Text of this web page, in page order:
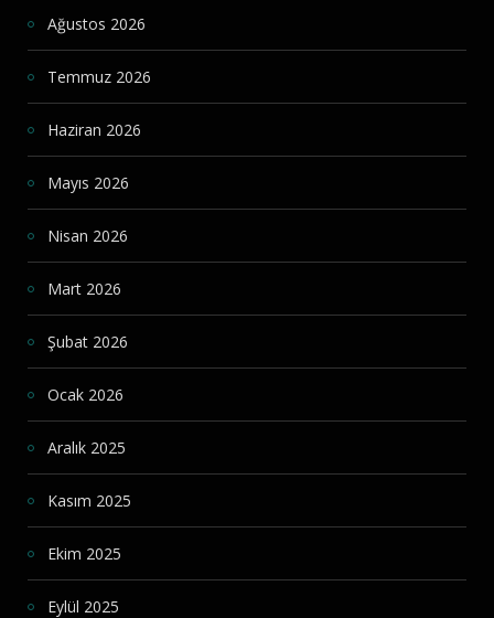
Ağustos 2026
Temmuz 2026
Haziran 2026
Mayıs 2026
Nisan 2026
Mart 2026
Şubat 2026
Ocak 2026
Aralık 2025
Kasım 2025
Ekim 2025
Eylül 2025